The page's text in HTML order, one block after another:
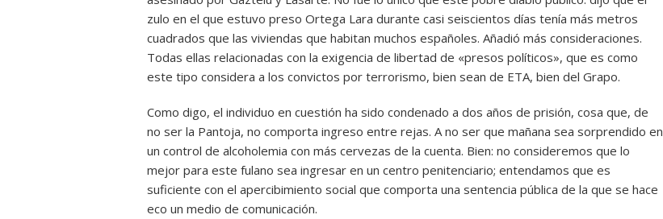
zulo en el que estuvo preso Ortega Lara durante casi seiscientos días tenía más metros
cuadrados que las viviendas que habitan muchos españoles. Añadió más consideraciones.
Todas ellas relacionadas con la exigencia de libertad de «presos políticos», que es como
este tipo considera a los convictos por terrorismo, bien sean de ETA, bien del Grapo.
Como digo, el individuo en cuestión ha sido condenado a dos años de prisión, cosa que, de
no ser la Pantoja, no comporta ingreso entre rejas. A no ser que mañana sea sorprendido en
un control de alcoholemia con más cervezas de la cuenta. Bien: no consideremos que lo
mejor para este fulano sea ingresar en un centro penitenciario; entendamos que es
suficiente con el apercibimiento social que comporta una sentencia pública de la que se hace
eco un medio de comunicación.